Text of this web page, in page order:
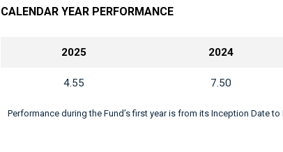
CALENDAR YEAR PERFORMANCE
2025 2024
4.55 7.50
Performance during the Fund’s first year is from its Inception Date